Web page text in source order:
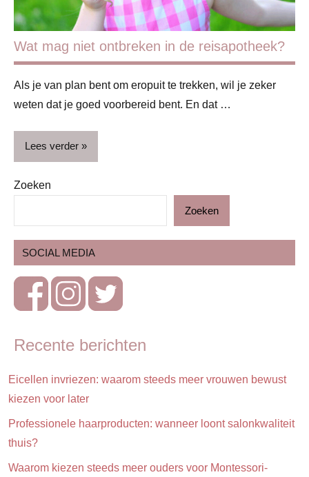
Wat mag niet ontbreken in de reisapotheek?
Als je van plan bent om eropuit te trekken, wil je zeker
weten dat je goed voorbereid bent. En dat …
Lees verder
Blog
Gezondheid
Op
stap
Vakantie
Zoeken
Zoeken
SOCIAL MEDIA
Recente berichten
Eicellen invriezen: waarom steeds meer vrouwen bewust
kiezen voor later
Professionele haarproducten: wanneer loont salonkwaliteit
thuis?
Waarom kiezen steeds meer ouders voor Montessori-